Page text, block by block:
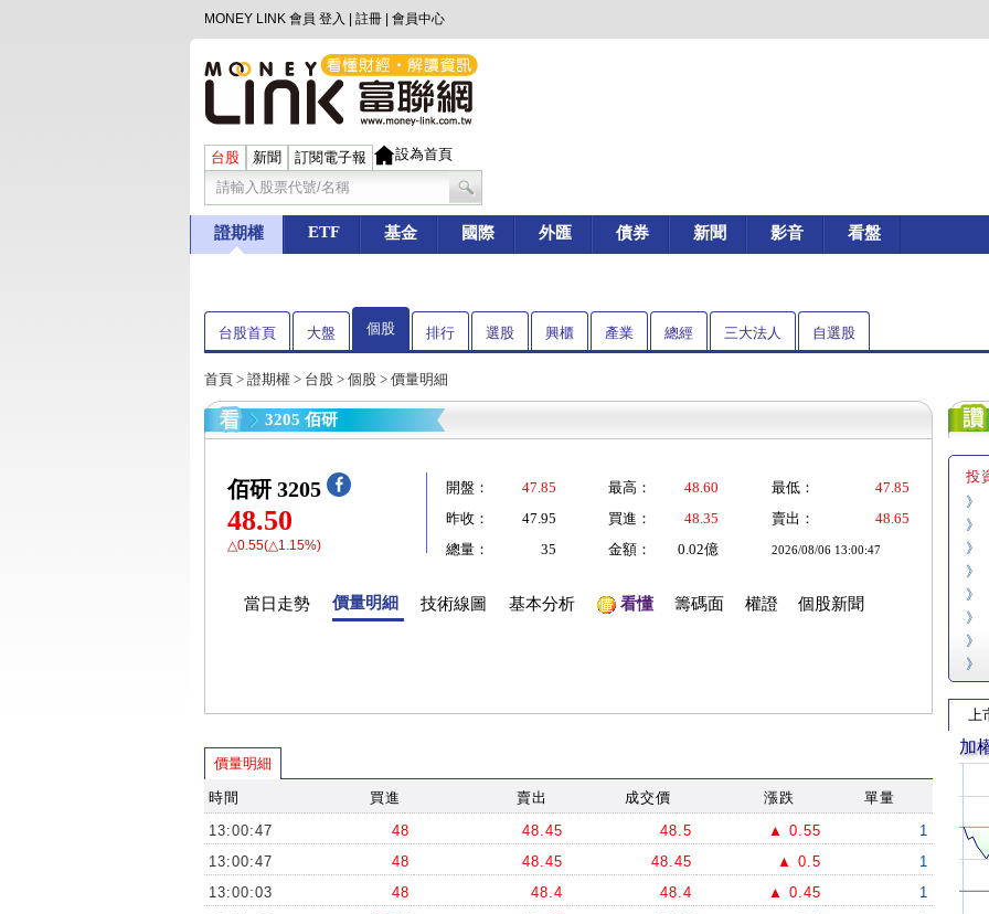
MONEY LINK 會員 登入 註冊 會員中心
台股 新聞 訂閱電子報 設為首頁
證期權 ETF 基金 國際 外匯 債券 新聞 影音 看盤
台股首頁 大盤 個股 排行 選股 興櫃 產業 總經 三大法人 自選股
首頁 > 證期權 > 台股 > 個股 > 價量明細
3205 佰研
佰研 3205
48.50
△0.55(△1.15%)
開盤： 47.85 最高： 48.60 最低：
47.85
昨收：
47.95 買進： 48.35 賣出：
48.65
總量：
35 金額： 0.02億 2026/08/06 13:00:47
當日走勢 價量明細 技術線圖 基本分析 看懂 籌碼面 權證 個股新聞
價量明細
時間 買進 賣出 成交價 漲跌
單量
13:00:47
48 48.45 48.5 ▲ 0.55
1
13:00:47
48 48.45 48.45 ▲ 0.5
1
13:00:03
48 48.4 48.4 ▲ 0.45
1
投
》
》
》
》
》
》
》
》
上
加